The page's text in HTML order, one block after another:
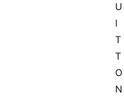
U
I
T
T
O
N